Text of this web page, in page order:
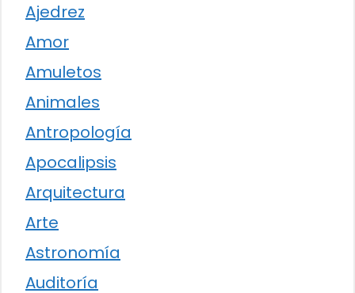
Ajedrez
Amor
Amuletos
Animales
Antropología
Apocalipsis
Arquitectura
Arte
Astronomía
Auditoría